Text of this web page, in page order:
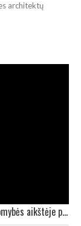
architektų
ŠALIN RANKAS NUO LAISVO ŽODŽIO: Nepriklausomybės aikštėje prie Seimo vyks protestas